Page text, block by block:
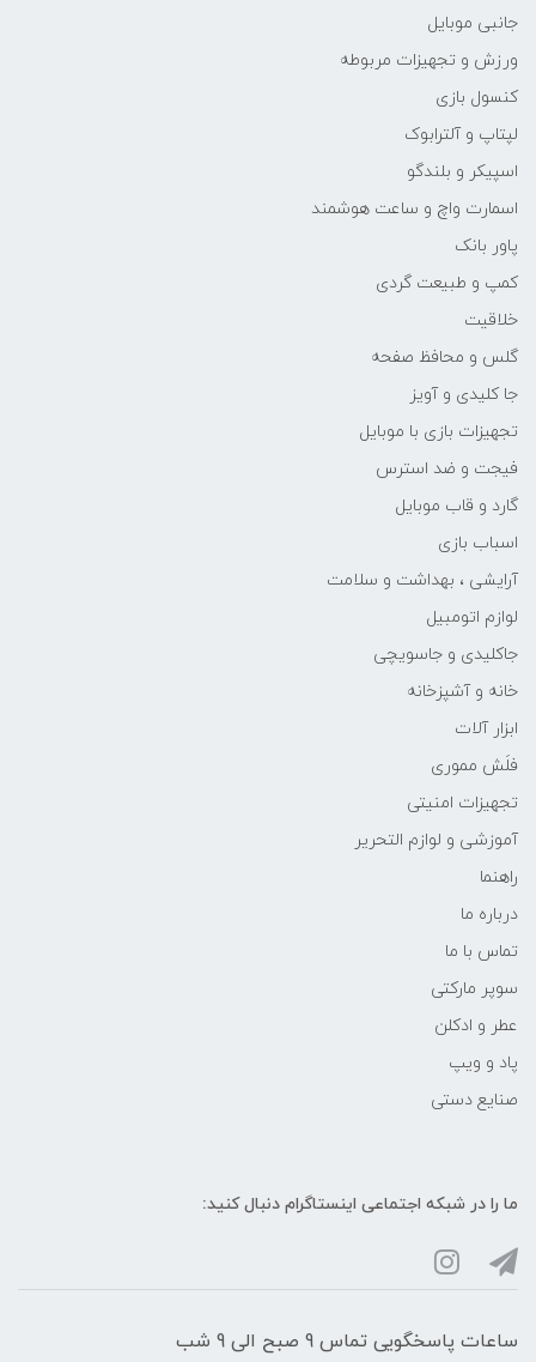
جانبی موبایل
ورزش و تجهیزات مربوطه
کنسول بازی
لپتاپ و آلترابوک
اسپیکر و بلندگو
اسمارت واچ و ساعت هوشمند
پاور بانک
کمپ و طبیعت گردی
خلاقیت
گلس و محافظ صفحه
جا کلیدی و آویز
تجهیزات بازی با موبایل
فیجت و ضد استرس
گارد و قاب موبایل
اسباب بازی
آرایشی ، بهداشت و سلامت
لوازم اتومبیل
جاکلیدی و جاسویچی
خانه و آشپزخانه
ابزار آلات
فلَش مموری
تجهیزات امنیتی
آموزشی و لوازم التحریر
راهنما
درباره ما
تماس با ما
سوپر مارکتی
عطر و ادکلن
پاد و ویپ
صنایع دستی
ما را در شبکه‌ اجتماعی اینستاگرام دنبال کنید:
ساعات پاسخگویی تماس 9 صبح الی 9 شب